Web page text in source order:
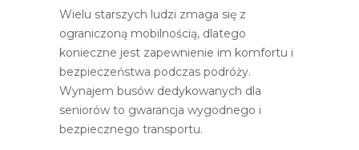
Wielu starszych ludzi zmaga się z
ograniczoną mobilnością, dlatego
konieczne jest zapewnienie im komfortu i
bezpieczeństwa podczas podróży.
Wynajem busów dedykowanych dla
seniorów to gwarancja wygodnego i
bezpiecznego transportu.